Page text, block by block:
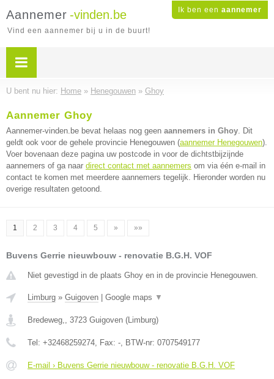
Ik ben een aannemer
Aannemer -vinden.be
Vind een aannemer bij u in de buurt!
U bent nu hier: Home » Henegouwen » Ghoy
Aannemer Ghoy
Aannemer-vinden.be bevat helaas nog geen aannemers in Ghoy. Dit
geldt ook voor de gehele provincie Henegouwen (aannemer Henegouwen).
Voer bovenaan deze pagina uw postcode in voor de dichtstbijzijnde
aannemers of ga naar direct contact met aannemers om via één e-mail in
contact te komen met meerdere aannemers tegelijk. Hieronder worden nu
overige resultaten getoond.
1 2 3 4 5 » »»
Buvens Gerrie nieuwbouw - renovatie B.G.H. VOF
Niet gevestigd in de plaats Ghoy en in de provincie Henegouwen.
Limburg » Guigoven Google maps ▼
Bredeweg,, 3723 Guigoven (Limburg)
Tel: +32468259274, Fax: -, BTW-nr: 0707549177
E-mail › Buvens Gerrie nieuwbouw - renovatie B.G.H. VOF